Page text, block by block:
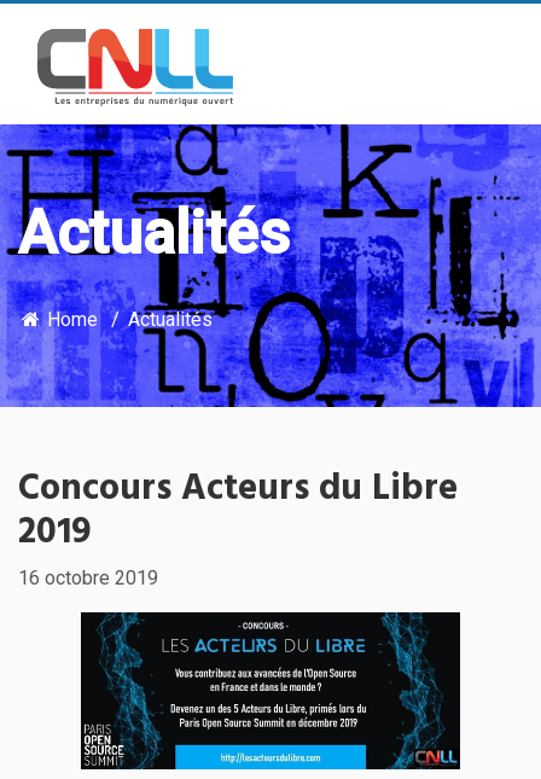
Actualités
Home Actualités
Concours Acteurs du Libre
2019
16 octobre 2019